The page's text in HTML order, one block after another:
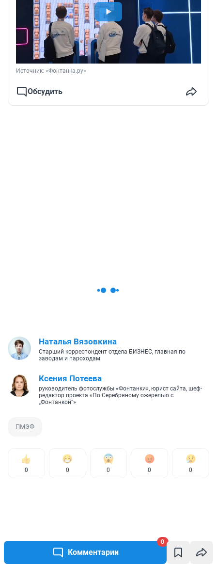
Комментарии
0
Источник: «Фонтанка.ру»
Обсудить
Наталья Вязовкина
Старший корреспондент отдела БИЗНЕС, главная по
заводам и пароходам
Ксения Потеева
руководитель фотослужбы «Фонтанки», юрист сайта, шеф-
редактор проекта «По Серебряному ожерелью с
„Фонтанкой“»
ПМЭФ
0 0 0 0 0